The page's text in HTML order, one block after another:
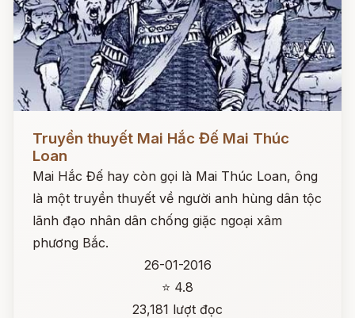
Đọc ngay
Truyền thuyết Mai Hắc Đế Mai Thúc
Loan
Mai Hắc Đế hay còn gọi là Mai Thúc Loan, ông
là một truyền thuyết về người anh hùng dân tộc
lãnh đạo nhân dân chống giặc ngoại xâm
phương Bắc.
26-01-2016
⭐ 4.8
23,181 lượt đọc